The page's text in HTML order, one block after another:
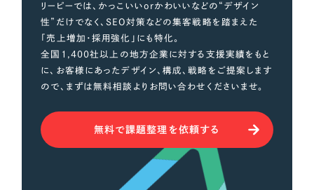
リーピーでは、かっこいいorかわいいなどの“デザイン
性”だけでなく、SEO対策などの集客戦略を踏まえた
「売上増加・採用強化」にも特化。
全国1,400社以上の地方企業に対する支援実績をもと
に、お客様にあったデザイン、構成、戦略をご提案します
ので、まずは無料相談よりお問い合わせくださいませ。
無料で課題整理を依頼する